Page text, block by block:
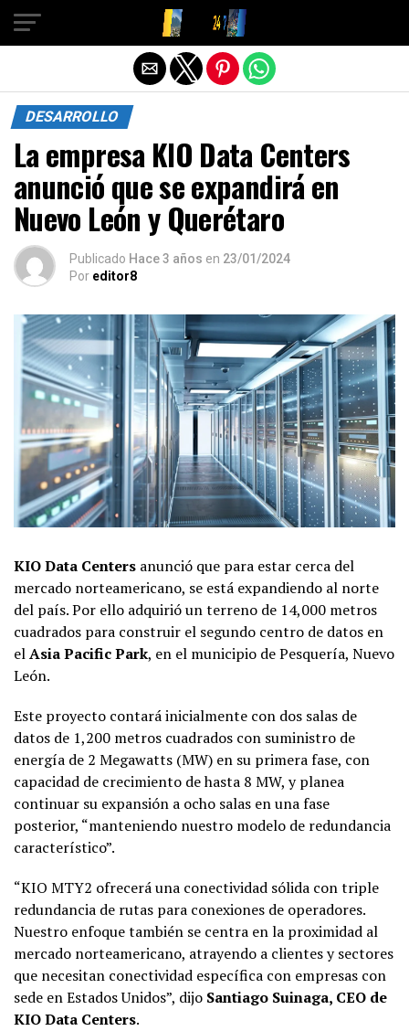
DESARROLLO
La empresa KIO Data Centers
anunció que se expandirá en
Nuevo León y Querétaro
Publicado Hace 3 años en 23/01/2024
Por editor8
KIO Data Centers anunció que para estar cerca del
mercado norteamericano, se está expandiendo al norte
del país. Por ello adquirió un terreno de 14,000 metros
cuadrados para construir el segundo centro de datos en
elAsia Pacific Park, en el municipio de Pesquería, Nuevo
León.
Este proyecto contará inicialmente con dos salas de
datos de 1,200 metros cuadrados con suministro de
energía de 2 Megawatts (MW) en su primera fase, con
capacidad de crecimiento de hasta 8 MW, y planea
continuar su expansión a ocho salas en una fase
posterior, “manteniendo nuestro modelo de redundancia
característico”.
“KIO MTY2 ofrecerá una conectividad sólida con triple
redundancia de rutas para conexiones de operadores.
Nuestro enfoque también se centra en la proximidad al
mercado norteamericano, atrayendo a clientes y sectores
que necesitan conectividad específica con empresas con
sede en Estados Unidos”, dijo Santiago Suinaga, CEO de
KIO Data Centers.
Salir de la versión móvil